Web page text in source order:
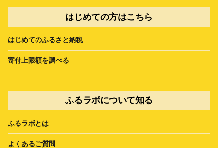
はじめての方はこちら
はじめてのふるさと納税
寄付上限額を調べる
ふるラボについて知る
ふるラボとは
よくあるご質問